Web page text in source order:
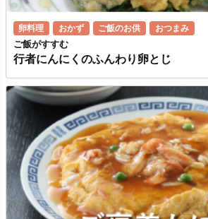
卵料理 おかず ご飯のお供 おつまみ
ご飯がすすむ
行者にんにくのふんわり卵とじ